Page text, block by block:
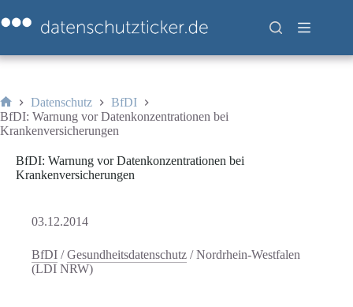
Inhalt
springen
Start
Datenschutz
BfDI
BfDI: Warnung vor Datenkonzentrationen bei
Krankenversicherungen
BfDI: Warnung vor Datenkonzentrationen bei
Krankenversicherungen
03.12.2014
BfDI /Gesundheitsdatenschutz /Nordrhein-Westfalen
(LDI NRW)